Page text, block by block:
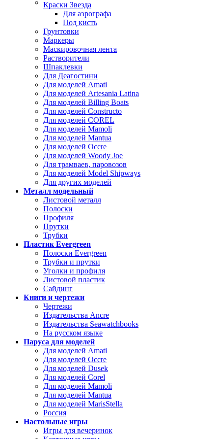
Краски Звезда
Для аэрографа
Под кисть
Грунтовки
Маркеры
Маскировочная лента
Растворители
Шпаклевки
Для Деагостини
Для моделей Amati
Для моделей Artesania Latina
Для моделей Billing Boats
Для моделей Constructo
Для моделей COREL
Для моделей Mamoli
Для моделей Mantua
Для моделей Occre
Для моделей Woody Joe
Для трамваев, паровозов
Для моделей Model Shipways
Для других моделей
Металл модельный
Листовой металл
Полоски
Профиля
Прутки
Трубки
Пластик Evergreen
Полоски Evergreen
Трубки и прутки
Уголки и профиля
Листовой пластик
Сайдинг
Книги и чертежи
Чертежи
Издательства Ancre
Издательства Seawatchbooks
На русском языке
Паруса для моделей
Для моделей Amati
Для моделей Occre
Для моделей Dusek
Для моделей Corel
Для моделей Mamoli
Для моделей Mantua
Для моделей MarisStella
Россия
Настольные игры
Игры для вечеринок